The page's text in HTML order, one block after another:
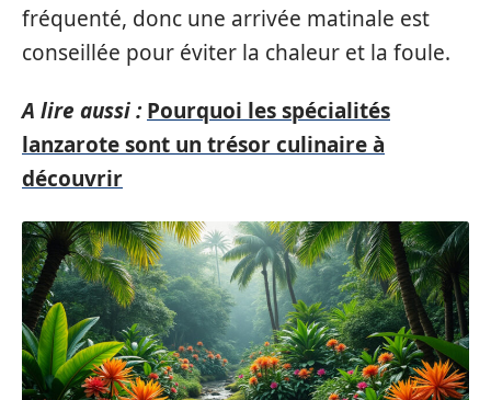
fréquenté, donc une arrivée matinale est
conseillée pour éviter la chaleur et la foule.
A lire aussi : Pourquoi les spécialités
lanzarote sont un trésor culinaire à
découvrir